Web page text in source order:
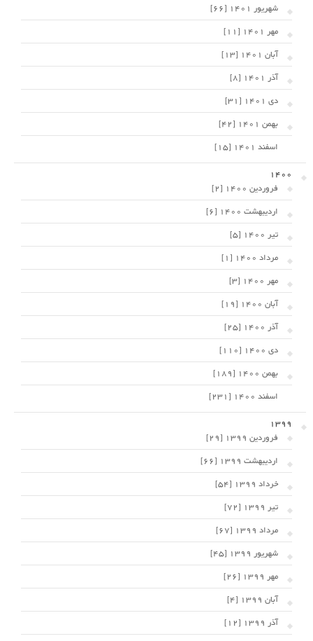
شهریور 1401 [66]
مهر 1401 [11]
آبان 1401 [13]
آذر 1401 [8]
دی 1401 [31]
بهمن 1401 [42]
اسفند 1401 [15]
1400
فروردین 1400 [2]
اردیبهشت 1400 [6]
تیر 1400 [5]
مرداد 1400 [1]
مهر 1400 [3]
آبان 1400 [19]
آذر 1400 [25]
دی 1400 [110]
بهمن 1400 [189]
اسفند 1400 [231]
1399
فروردین 1399 [29]
اردیبهشت 1399 [66]
خرداد 1399 [54]
تیر 1399 [72]
مرداد 1399 [67]
شهریور 1399 [45]
مهر 1399 [26]
آبان 1399 [4]
آذر 1399 [12]